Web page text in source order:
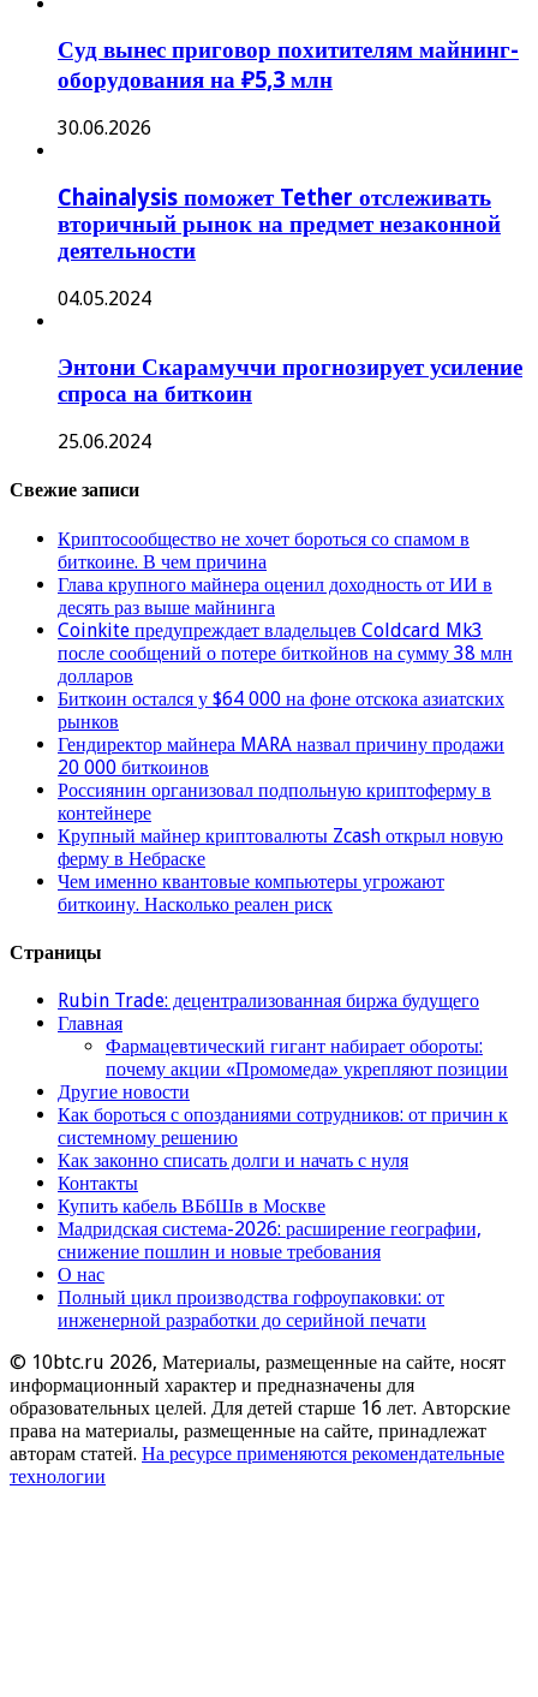
Суд вынес приговор похитителям майнинг-
оборудования на ₽5,3 млн
30.06.2026
Chainalysis поможет Tether отслеживать
вторичный рынок на предмет незаконной
деятельности
04.05.2024
Энтони Скарамуччи прогнозирует усиление
спроса на биткоин
25.06.2024
Свежие записи
Криптосообщество не хочет бороться со спамом в
биткоине. В чем причина
Глава крупного майнера оценил доходность от ИИ в
десять раз выше майнинга
Coinkite предупреждает владельцев Coldcard Mk3
после сообщений о потере биткойнов на сумму 38 млн
долларов
Биткоин остался у $64 000 на фоне отскока азиатских
рынков
Гендиректор майнера MARA назвал причину продажи
20 000 биткоинов
Россиянин организовал подпольную криптоферму в
контейнере
Крупный майнер криптовалюты Zcash открыл новую
ферму в Небраске
Чем именно квантовые компьютеры угрожают
биткоину. Насколько реален риск
Страницы
Rubin Trade: децентрализованная биржа будущего
Главная
Фармацевтический гигант набирает обороты:
почему акции «Промомеда» укрепляют позиции
Другие новости
Как бороться с опозданиями сотрудников: от причин к
системному решению
Как законно списать долги и начать с нуля
Контакты
Купить кабель ВБбШв в Москве
Мадридская система-2026: расширение географии,
снижение пошлин и новые требования
О нас
Полный цикл производства гофроупаковки: от
инженерной разработки до серийной печати
© 10btc.ru 2026, Материалы, размещенные на сайте, носят
информационный характер и предназначены для
образовательных целей. Для детей старше 16 лет. Авторские
права на материалы, размещенные на сайте, принадлежат
авторам статей. На ресурсе применяются рекомендательные
технологии